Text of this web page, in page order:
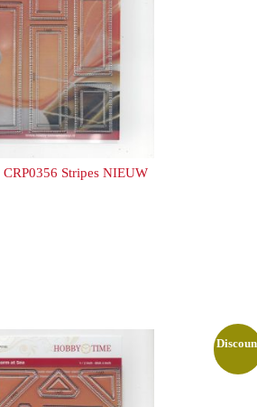
Stripes NIEUW